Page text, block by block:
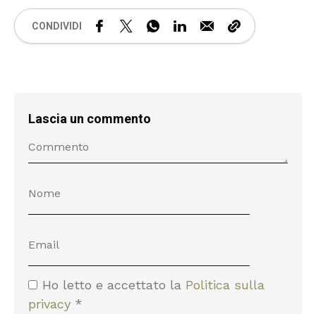
CONDIVIDI
Lascia un commento
Ho letto e accettato la Politica sulla
privacy *